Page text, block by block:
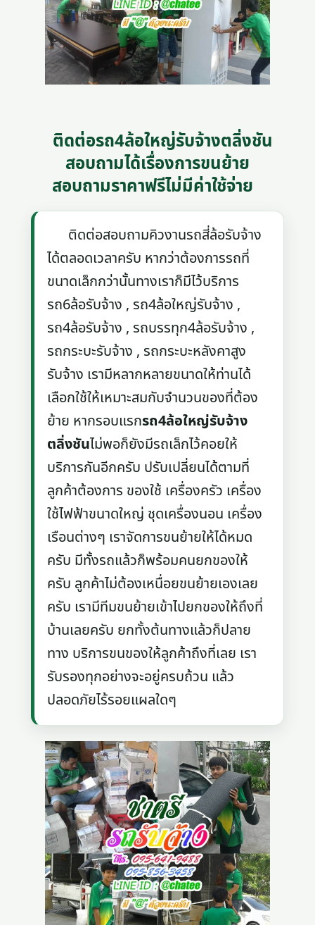
ติดต่อรถ4ล้อใหญ่รับจ้างตลิ่งชัน
สอบถามได้เรื่องการขนย้าย
สอบถามราคาฟรีไม่มีค่าใช้จ่าย
ติดต่อสอบถามคิวงานรถสี่ล้อรับจ้าง
ได้ตลอดเวลาครับ หากว่าต้องการรถที่
ขนาดเล็กกว่านั้นทางเราก็มีไว้บริการ
รถ6ล้อรับจ้าง , รถ4ล้อใหญ่รับจ้าง ,
รถ4ล้อรับจ้าง , รถบรรทุก4ล้อรับจ้าง ,
รถกระบะรับจ้าง , รถกระบะหลังคาสูง
รับจ้าง เรามีหลากหลายขนาดให้ท่านได้
เลือกใช้ให้เหมาะสมกับจำนวนของที่ต้อง
ย้าย หากรอบแรกรถ4ล้อใหญ่รับจ้าง
ตลิ่งชันไม่พอก็ยังมีรถเล็กไว้คอยให้
บริการกันอีกครับ ปรับเปลี่ยนได้ตามที่
ลูกค้าต้องการ ของใช้ เครื่องครัว เครื่อง
ใช้ไฟฟ้าขนาดใหญ่ ชุดเครื่องนอน เครื่อง
เรือนต่างๆ เราจัดการขนย้ายให้ได้หมด
ครับ มีทั้งรถแล้วก็พร้อมคนยกของให้
ครับ ลูกค้าไม่ต้องเหนื่อยขนย้ายเองเลย
ครับ เรามีทีมขนย้ายเข้าไปยกของให้ถึงที่
บ้านเลยครับ ยกทั้งต้นทางแล้วก็ปลาย
ทาง บริการขนของให้ลูกค้าถึงที่เลย เรา
รับรองทุกอย่างจะอยู่ครบถ้วน แล้ว
ปลอดภัยไร้รอยแผลใดๆ